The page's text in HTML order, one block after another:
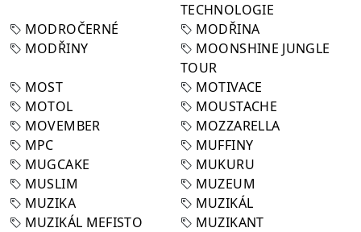
TECHNOLOGIE
MODROČERNÉ
MODŘINA
MODŘINY
MOONSHINE JUNGLE
TOUR
MOST
MOTIVACE
MOTOL
MOUSTACHE
MOVEMBER
MOZZARELLA
MPC
MUFFINY
MUGCAKE
MUKURU
MUSLIM
MUZEUM
MUZIKA
MUZIKÁL
MUZIKÁL MEFISTO
MUZIKANT